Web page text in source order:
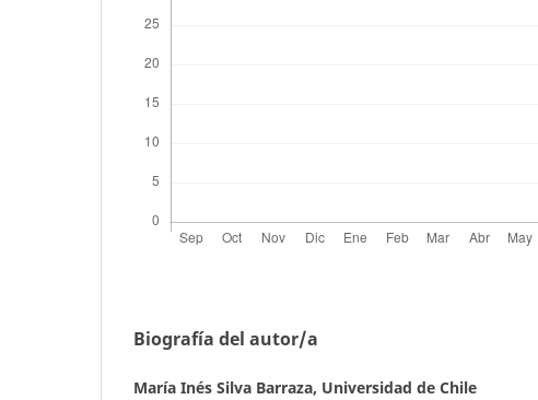
Biografía del autor/a
María Inés Silva Barraza, Universidad de Chile